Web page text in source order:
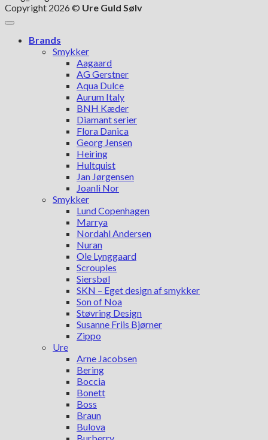
Copyright 2026 © Ure Guld Sølv
Brands
Smykker
Aagaard
AG Gerstner
Aqua Dulce
Aurum Italy
BNH Kæder
Diamant serier
Flora Danica
Georg Jensen
Heiring
Hultquist
Jan Jørgensen
Joanli Nor
Smykker
Lund Copenhagen
Marrya
Nordahl Andersen
Nuran
Ole Lynggaard
Scrouples
Siersbøl
SKN – Eget design af smykker
Son of Noa
Støvring Design
Susanne Friis Bjørner
Zippo
Ure
Arne Jacobsen
Bering
Boccia
Bonett
Boss
Braun
Bulova
Burberry